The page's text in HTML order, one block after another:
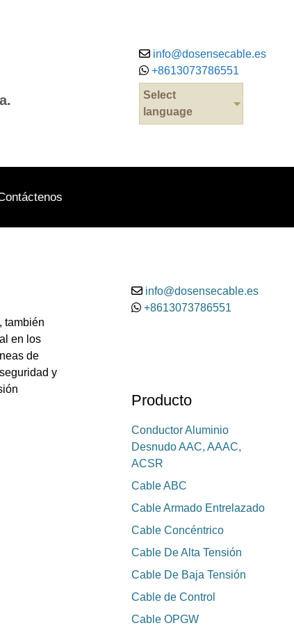
info@dosensecable.es
+8613073786551
Select
language
también
en los
de
y
info@dosensecable.es
+8613073786551
Producto
Conductor Aluminio
Desnudo AAC, AAAC,
ACSR
Cable ABC
Cable Armado Entrelazado
Cable Concéntrico
Cable De Alta Tensión
Cable De Baja Tensión
Cable de Control
Cable OPGW